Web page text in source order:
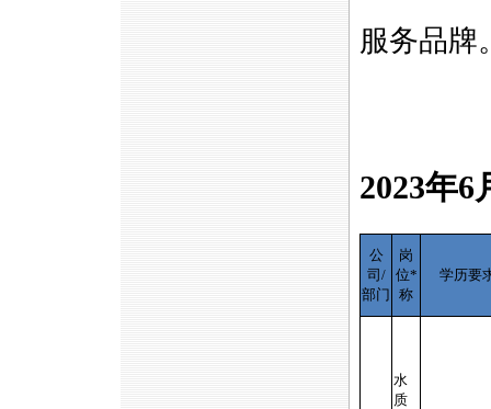
服务品牌
2023年6
公
司/
部门
岗
位*
称
学历要
水
质